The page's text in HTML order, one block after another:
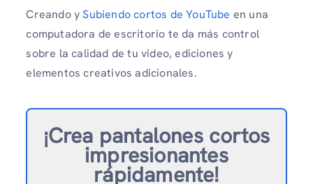
Creando ySubiendo cortos de YouTube en una
computadora de escritorio te da más control
sobre la calidad de tu video, ediciones y
elementos creativos adicionales.
¡Crea pantalones cortos
impresionantes
rápidamente!